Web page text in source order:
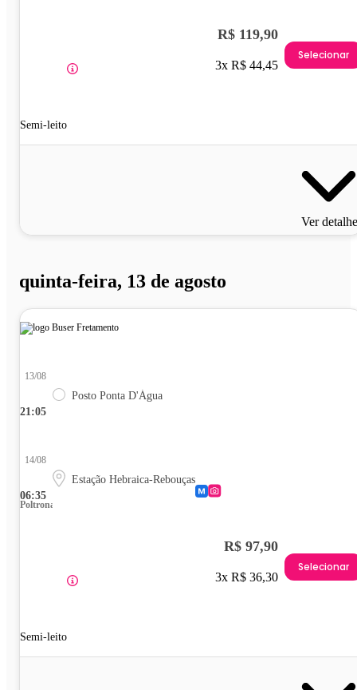
Semi-leito
R$ 119,90
3x R$ 44,45
Selecionar
Ver
quinta-feira, 13 de agosto
21:05
13/08
Posto Ponta D'Água
06:35
14/08
Estação Hebraica-Rebouças
Poltrona
Semi-leito
R$ 97,90
3x R$ 36,30
Selecionar